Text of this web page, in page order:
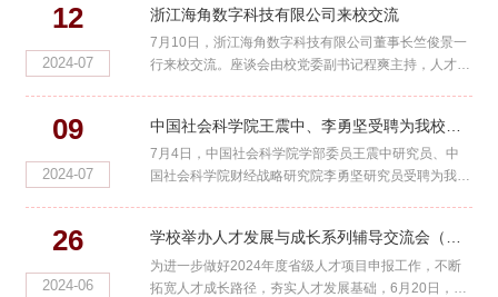
12
2024-07
浙江海角数字科技有限公司来校交流
7月10日，浙江海角数字科技有限公司董事长竺俊景一
行来校交流。座谈会由校党委副书记程爽主持，人才
09
2024-07
7月4日，中国社会科学院学部委员王震中研究员、中
国社会科学院财经战略研究院李勇坚研究员受聘为我校
26
2024-06
为进一步做好2024年度省级人才项目申报工作，不断
拓宽人才成长路径，夯实人才发展基础，6月20日，人